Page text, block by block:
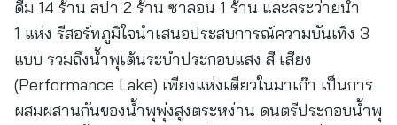
ดื่ม 14 ร้าน สปา 2 ร้าน ซาลอน 1 ร้าน และสระว่ายน้ำ
1 แห่ง รีสอร์ทภูมิใจนำเสนอประสบการณ์ความบันเทิง 3
แบบ รวมถึงน้ำพุเต้นระบำประกอบแสง สี เสียง
(Performance Lake) เพียงแห่งเดียวในมาเก๊า เป็นการ
ผสมผสานกันของน้ำพุพุ่งสูงตระหง่าน ดนตรีประกอบน้ำพุ